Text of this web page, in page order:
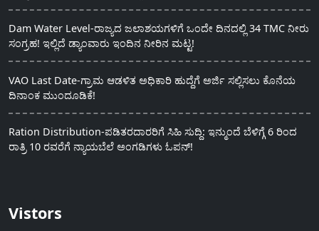
Dam Water Level-ರಾಜ್ಯದ ಜಲಾಶಯಗಳಿಗೆ ಒಂದೇ ದಿನದಲ್ಲಿ 34 TMC ನೀರು
ಸಂಗ್ರಹ! ಇಲ್ಲಿದೆ ಡ್ಯಾಂವಾರು ಇಂದಿನ ನೀರಿನ ಮಟ್ಟ!
VAO Last Date-ಗ್ರಾಮ ಆಡಳಿತ ಅಧಿಕಾರಿ ಹುದ್ದೆಗೆ ಅರ್ಜಿ ಸಲ್ಲಿಸಲು ಕೊನೆಯ
ದಿನಾಂಕ ಮುಂದೂಡಿಕೆ!
Ration Distribution-ಪಡಿತರದಾರರಿಗೆ ಸಿಹಿ ಸುದ್ದಿ: ಇನ್ಮುಂದೆ ಬೆಳಿಗ್ಗೆ 6 ರಿಂದ
ರಾತ್ರಿ 10 ರವರೆಗೆ ನ್ಯಾಯಬೆಲೆ ಅಂಗಡಿಗಳು ಓಪನ್!
Vistors